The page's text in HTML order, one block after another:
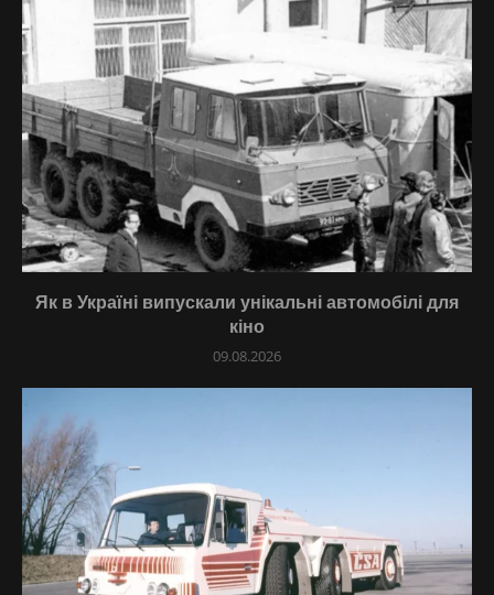
Як в Україні випускали унікальні автомобілі для
кіно
09.08.2026